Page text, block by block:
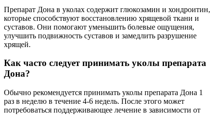
Препарат Дона в уколах содержит глюкозамин и хондроитин,
которые способствуют восстановлению хрящевой ткани и
суставов. Они помогают уменьшить болевые ощущения,
улучшить подвижность суставов и замедлить разрушение
хрящей.
Как часто следует принимать уколы препарата
Дона?
Обычно рекомендуется принимать уколы препарата Дона 1
раз в неделю в течение 4-6 недель. После этого может
потребоваться поддерживающее лечение в зависимости от